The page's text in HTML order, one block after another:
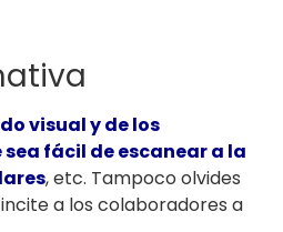
visual y de los
fácil de escanear a la
, etc. Tampoco olvides
a los colaboradores a